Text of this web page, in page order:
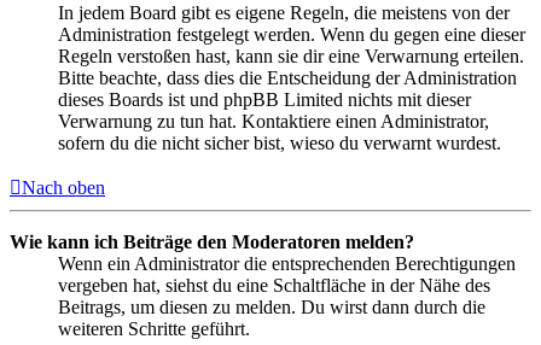
In jedem Board gibt es eigene Regeln, die meistens von der
Administration festgelegt werden. Wenn du gegen eine dieser
Regeln verstoßen hast, kann sie dir eine Verwarnung erteilen.
Bitte beachte, dass dies die Entscheidung der Administration
dieses Boards ist und phpBB Limited nichts mit dieser
Verwarnung zu tun hat. Kontaktiere einen Administrator,
sofern du die nicht sicher bist, wieso du verwarnt wurdest.
Nach oben
Wie kann ich Beiträge den Moderatoren melden?
Wenn ein Administrator die entsprechenden Berechtigungen
vergeben hat, siehst du eine Schaltfläche in der Nähe des
Beitrags, um diesen zu melden. Du wirst dann durch die
weiteren Schritte geführt.